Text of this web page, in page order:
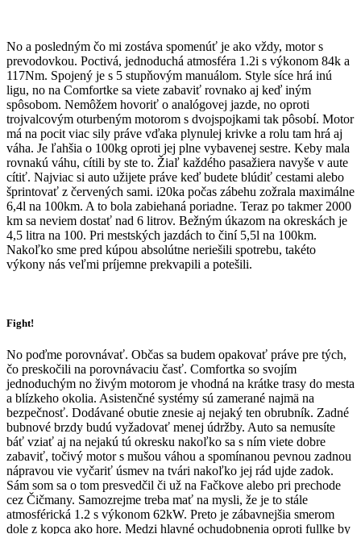
No a posledným čo mi zostáva spomenúť je ako vždy, motor s
prevodovkou. Poctivá, jednoduchá atmosféra 1.2i s výkonom 84k a
117Nm. Spojený je s 5 stupňovým manuálom. Style síce hrá inú
ligu, no na Comfortke sa viete zabaviť rovnako aj keď iným
spôsobom. Nemôžem hovoriť o analógovej jazde, no oproti
trojvalcovým oturbeným motorom s dvojspojkami tak pôsobí. Motor
má na pocit viac sily práve vďaka plynulej krivke a rolu tam hrá aj
váha. Je ľahšia o 100kg oproti jej plne vybavenej sestre. Keby mala
rovnakú váhu, cítili by ste to. Žiaľ každého pasažiera navyše v aute
cítiť. Najviac si auto užijete práve keď budete blúdiť cestami alebo
šprintovať z červených sami. i20ka počas zábehu zožrala maximálne
6,4l na 100km. A to bola zabiehaná poriadne. Teraz po takmer 2000
km sa neviem dostať nad 6 litrov. Bežným úkazom na okreskách je
4,5 litra na 100. Pri mestských jazdách to činí 5,5l na 100km.
Nakoľko sme pred kúpou absolútne neriešili spotrebu, takéto
výkony nás veľmi príjemne prekvapili a potešili.
Fight!
No poďme porovnávať. Občas sa budem opakovať práve pre tých,
čo preskočili na porovnávaciu časť. Comfortka so svojím
jednoduchým no živým motorom je vhodná na krátke trasy do mesta
a blízkeho okolia. Asistenčné systémy sú zamerané najmä na
bezpečnosť. Dodávané obutie znesie aj nejaký ten obrubník. Zadné
bubnové brzdy budú vyžadovať menej údržby. Auto sa nemusíte
báť vziať aj na nejakú tú okresku nakoľko sa s ním viete dobre
zabaviť, točivý motor s mušou váhou a spomínanou pevnou zadnou
nápravou vie vyčariť úsmev na tvári nakoľko jej rád ujde zadok.
Sám som sa o tom presvedčil či už na Fačkove alebo pri prechode
cez Čičmany. Samozrejme treba mať na mysli, že je to stále
atmosférická 1.2 s výkonom 62kW. Preto je zábavnejšia smerom
dole z kopca ako hore. Medzi hlavné ochudobnenia oproti fullke by